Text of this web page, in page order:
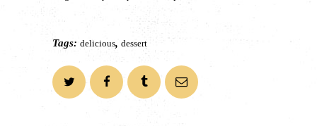
Tags: delicious, dessert